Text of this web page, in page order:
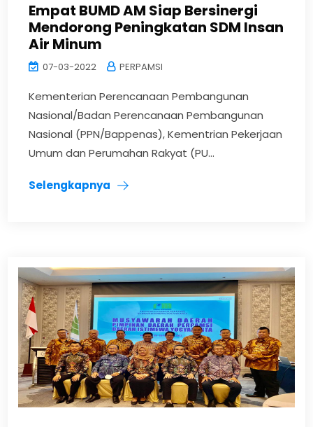
Empat BUMD AM Siap Bersinergi
Mendorong Peningkatan SDM Insan
Air Minum
07-03-2022 PERPAMSI
Kementerian Perencanaan Pembangunan
Nasional/Badan Perencanaan Pembangunan
Nasional (PPN/Bappenas), Kementrian Pekerjaan
Umum dan Perumahan Rakyat (PU...
Selengkapnya